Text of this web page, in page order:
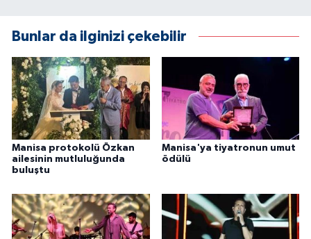
Bunlar da ilginizi çekebilir
Manisa protokolü Özkan
ailesinin mutluluğunda
buluştu
Manisa'ya tiyatronun umut
ödülü